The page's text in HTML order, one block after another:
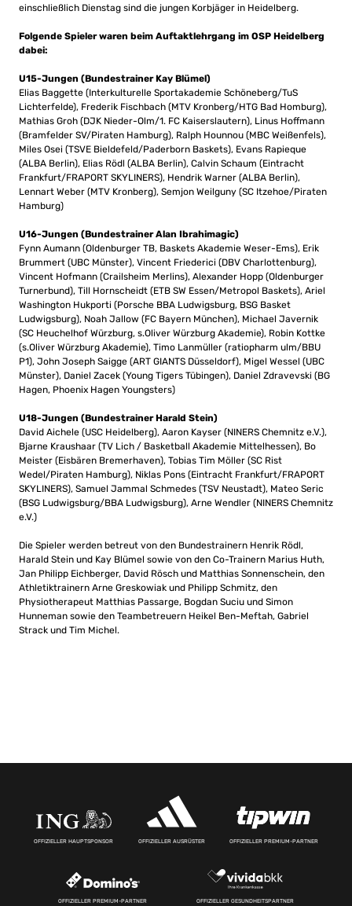
einschließlich Dienstag sind die jungen Korbjäger in Heidelberg.
Folgende Spieler waren beim Auftaktlehrgang im OSP Heidelberg
dabei:
U15-Jungen (Bundestrainer Kay Blümel)
Elias Baggette (Interkulturelle Sportakademie Schöneberg/TuS
Lichterfelde), Frederik Fischbach (MTV Kronberg/HTG Bad Homburg),
Mathias Groh (DJK Nieder-Olm/1. FC Kaiserslautern), Linus Hoffmann
(Bramfelder SV/Piraten Hamburg), Ralph Hounnou (MBC Weißenfels),
Miles Osei (TSVE Bieldefeld/Paderborn Baskets), Evans Rapieque
(ALBA Berlin), Elias Rödl (ALBA Berlin), Calvin Schaum (Eintracht
Frankfurt/FRAPORT SKYLINERS), Hendrik Warner (ALBA Berlin),
Lennart Weber (MTV Kronberg), Semjon Weilguny (SC Itzehoe/Piraten
Hamburg)
U16-Jungen (Bundestrainer Alan Ibrahimagic)
Fynn Aumann (Oldenburger TB, Baskets Akademie Weser-Ems), Erik
Brummert (UBC Münster), Vincent Friederici (DBV Charlottenburg),
Vincent Hofmann (Crailsheim Merlins), Alexander Hopp (Oldenburger
Turnerbund), Till Hornscheidt (ETB SW Essen/Metropol Baskets), Ariel
Washington Hukporti (Porsche BBA Ludwigsburg, BSG Basket
Ludwigsburg), Noah Jallow (FC Bayern München), Michael Javernik
(SC Heuchelhof Würzburg, s.Oliver Würzburg Akademie), Robin Kottke
(s.Oliver Würzburg Akademie), Timo Lanmüller (ratiopharm ulm/BBU
P1), John Joseph Saigge (ART GIANTS Düsseldorf), Migel Wessel (UBC
Münster), Daniel Zacek (Young Tigers Tübingen), Daniel Zdravevski (BG
Hagen, Phoenix Hagen Youngsters)
U18-Jungen (Bundestrainer Harald Stein)
David Aichele (USC Heidelberg), Aaron Kayser (NINERS Chemnitz e.V.),
Bjarne Kraushaar (TV Lich / Basketball Akademie Mittelhessen), Bo
Meister (Eisbären Bremerhaven), Tobias Tim Möller (SC Rist
Wedel/Piraten Hamburg), Niklas Pons (Eintracht Frankfurt/FRAPORT
SKYLINERS), Samuel Jammal Schmedes (TSV Neustadt), Mateo Seric
(BSG Ludwigsburg/BBA Ludwigsburg), Arne Wendler (NINERS Chemnitz
e.V.)
Die Spieler werden betreut von den Bundestrainern Henrik Rödl,
Harald Stein und Kay Blümel sowie von den Co-Trainern Marius Huth,
Jan Philipp Eichberger, David Rösch und Matthias Sonnenschein, den
Athletiktrainern Arne Greskowiak und Philipp Schmitz, den
Physiotherapeut Matthias Passarge, Bogdan Suciu und Simon
Hunneman sowie den Teambetreuern Heikel Ben-Meftah, Gabriel
Strack und Tim Michel.
OFFIZIELLER HAUPTSPONSOR OFFIZIELLER AUSRÜSTER OFFIZIELLER PREMIUM-PARTNER
OFFIZIELLER PREMIUM-PARTNER OFFIZIELLER GESUNDHEITSPARTNER